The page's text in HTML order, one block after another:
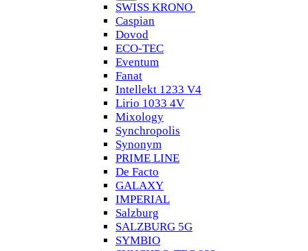
SWISS KRONO
Caspian
Dovod
ECO-TEC
Eventum
Fanat
Intellekt 1233 V4
Lirio 1033 4V
Mixology
Synchropolis
Synonym
PRIME LINE
De Facto
GALAXY
IMPERIAL
Salzburg
SALZBURG 5G
SYMBIO